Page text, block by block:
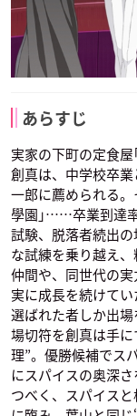
あらすじ
実家の下町の定食
創真は、中学校卒
一郎に薦められる
學園｣……卒業到達
試験、脱落者続出
な試練を乗り越え
仲間や、同世代の
実に成長を続けて
選ばれた者しか出
場切符を創真は手
理”。優勝候補でス
にスパイスの奥深
つべく、スパイス